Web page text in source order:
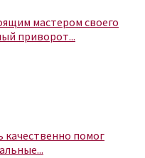
мастером своего
приворот...
качественно помог